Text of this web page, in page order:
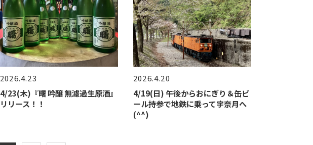
2026.4.23
4/23(木)『曙 吟醸 無濾過生原酒』
リリース！！
2026.4.20
4/19(日) 午後からおにぎり＆缶ビ
ール持参で地鉄に乗って宇奈月へ
(^^)